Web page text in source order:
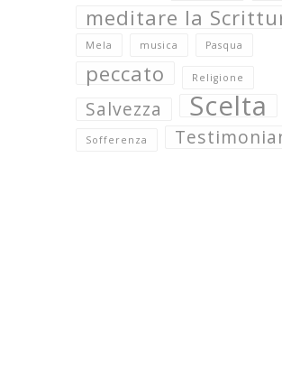
meditare la
Mela musica Pasqua
peccato Religione
Salvezza Scelta
Sofferenza